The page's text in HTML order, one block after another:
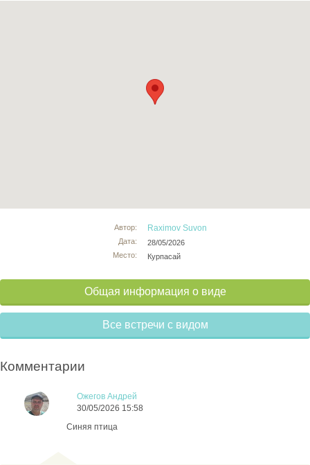
Автор:
Дата:
Место:
Raximov Suvon
28/05/2026
Курпасай
Общая информация о виде
Все встречи с видом
Комментарии
Ожегов Андрей
30/05/2026 15:58
Синяя птица